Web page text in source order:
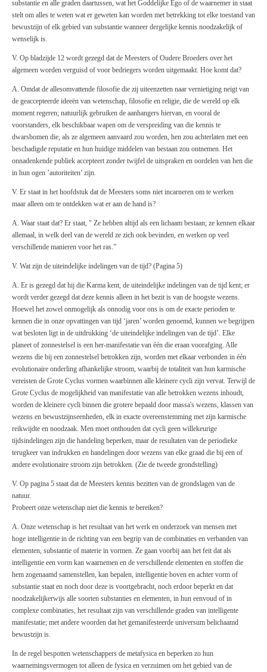
substantie en alle graden daartussen, wat het Goddelijke Ego of de waarnemer in staat
stelt om alles te weten wat er geweten kan worden met betrekking tot elke toestand van
bewustzijn of elk gebied van substantie wanneer dergelijke kennis noodzakelijk of
wenselijk is.
V. Op bladzijde 12 wordt gezegd dat de Meesters of Oudere Broeders over het
algemeen worden verguisd of voor bedriegers worden uitgemaakt. Hoe komt dat?
A. Omdat de allesomvattende filosofie die zij uiteenzetten naar vernietiging neigt van
de geaccepteerde ideeën van wetenschap, filosofie en religie, die de wereld op elk
moment regeren; natuurlijk gebruiken de aanhangers hiervan, en vooral de
voorstanders, elk beschikbaar wapen om de verspreiding van die kennis te
dwarsbomen die, als ze algemeen aanvaard zou worden, hen zou achterlaten met een
beschadigde reputatie en hun huidige middelen van bestaan zou ontnemen. Het
onnadenkende publiek accepteert zonder twijfel de uitspraken en oordelen van hen die
in hun ogen ’autoriteiten’ zijn.
V. Er staat in het hoofdstuk dat de Meesters soms niet incarneren om te werken
maar alleen om te ontdekken wat er aan de hand is?
A. Waar staat dat? Er staat, " Ze hebben altijd als een lichaam bestaan; ze kennen elkaar
allemaal, in welk deel van de wereld ze zich ook bevinden, en werken op veel
verschillende manieren voor het ras.”
V. Wat zijn de uiteindelijke indelingen van de tijd? (Pagina 5)
A. Er is gezegd dat hij die Karma kent, de uiteindelijke indelingen van de tijd kent; er
wordt verder gezegd dat deze kennis alleen in het bezit is van de hoogste wezens.
Hoewel het zowel onmogelijk als onnodig voor ons is om de exacte perioden te
kennen die in onze opvattingen van tijd ‘jaren’ worden genoemd, kunnen we begrijpen
wat besloten ligt in de uitdrukking ‘de uiteindelijke indelingen van de tijd’. Elke
planeet of zonnestelsel is een her-manifestatie van één die eraan voorafging. Alle
wezens die bij een zonnestelsel betrokken zijn, worden met elkaar verbonden in één
evolutionaire onderling afhankelijke stroom, waarbij de totaliteit van hun karmische
vereisten de Grote Cyclus vormen waarbinnen alle kleinere cycli zijn vervat. Terwijl de
Grote Cyclus de mogelijkheid van manifestatie van alle betrokken wezens inhoudt,
worden de kleinere cycli binnen die grotere bepaald door massa's wezens, klassen van
wezens en bewustzijnseenheden, elk in exacte overeenstemming met zijn karmische
reikwijdte en noodzaak. Men moet onthouden dat cycli geen willekeurige
tijdsindelingen zijn die handeling beperken, maar de resultaten van de periodieke
terugkeer van indrukken en handelingen door wezens van elke graad die bij een of
andere evolutionaire stroom zijn betrokken. (Zie de tweede grondstelling)
V. Op pagina 5 staat dat de Meesters kennis bezitten van de grondslagen van de
natuur.
Probeert onze wetenschap niet die kennis te bereiken?
A. Onze wetenschap is het resultaat van het werk en onderzoek van mensen met
hoge intelligentie in de richting van een begrip van de combinaties en verbanden van
elementen, substantie of materie in vormen. Ze gaan voorbij aan het feit dat als
intelligentie een vorm kan waarnemen en de verschillende elementen en stoffen die
hem zogenaamd samenstellen, kan bepalen, intelligentie boven en achter vorm of
substantie staat en noch door deze is voortgebracht, noch erdoor beperkt en dat
noodzakelijkerwijs alle soorten substanties en elementen, in hun eenvoud of in
complexe combinaties, het resultaat zijn van verschillende graden van intelligente
manifestatie; met andere woorden dat het gemanifesteerde universum belichaamd
bewustzijn is.
In de regel bespotten wetenschappers de metafysica en beperken zo hun
waarnemingsvermogen tot alleen de fysica en verzuimen om het gebied van de